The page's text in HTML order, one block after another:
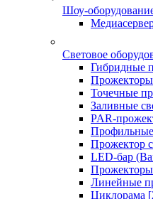
Шоу-
Световое
Гибридные
Прожекторы
Точечные
Заливные
PAR-
Прожектор
LED-бар
Прожекторы
Линейные
Циклорама